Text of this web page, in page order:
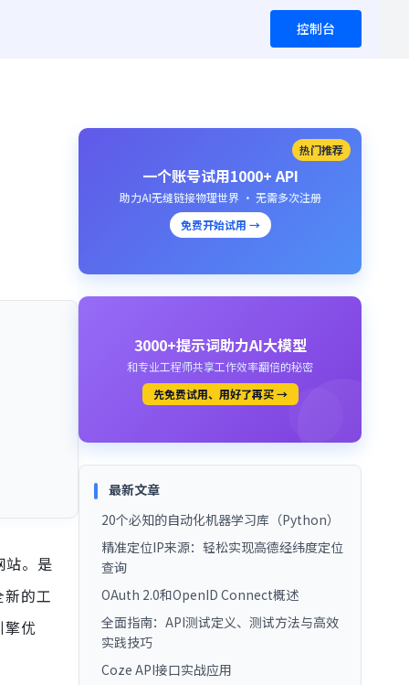
控制台
站。是
的工
优
热门推荐
一个账号试用1000+ API
助力AI无缝链接物理世界 · 无需多次注册
免费开始试用 →
3000+提示词助力AI大模型
和专业工程师共享工作效率翻倍的秘密
先免费试用、用好了再买 →
最新文章
20个必知的自动化机器学习库（Python）
精准定位IP来源：轻松实现高德经纬度定位
查询
OAuth 2.0和OpenID Connect概述
全面指南：API测试定义、测试方法与高效
实践技巧
Coze API接口实战应用